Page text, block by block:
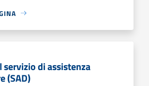
servizio di assistenza
(SAD)